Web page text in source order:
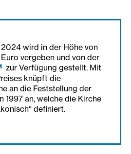
wird in der Höhe von
vergeben und von der
zur Verfügung gestellt. Mit
knüpft die
an die Feststellung der
1997 an, welche die Kirche
definiert.